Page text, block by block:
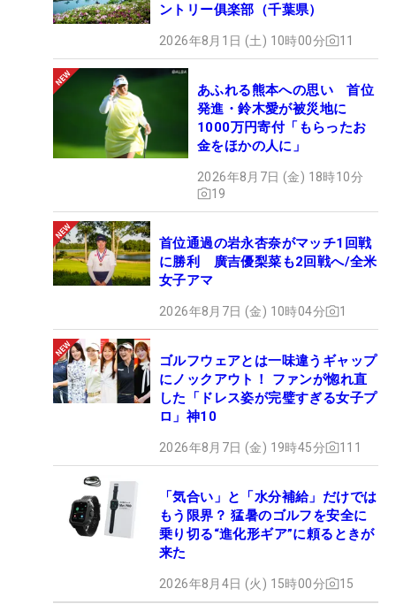
ントリー俱楽部（千葉県）
2026年8月1日 (土) 10時00分 11
あふれる熊本への思い 首位
発進・鈴木愛が被災地に
1000万円寄付「もらったお
金をほかの人に」
2026年8月7日 (金) 18時10分
19
首位通過の岩永杏奈がマッチ1回戦
に勝利 廣吉優梨菜も2回戦へ/全米
女子アマ
2026年8月7日 (金) 10時04分 1
ゴルフウェアとは一味違うギャップ
にノックアウト！ ファンが惚れ直
した「ドレス姿が完璧すぎる女子プ
ロ」神10
2026年8月7日 (金) 19時45分 111
「気合い」と「水分補給」だけでは
もう限界？ 猛暑のゴルフを安全に
乗り切る“進化形ギア”に頼るときが
来た
2026年8月4日 (火) 15時00分 15